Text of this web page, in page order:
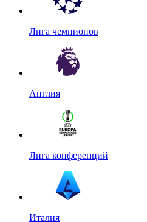
Лига чемпионов
Англия
Лига конференций
Италия